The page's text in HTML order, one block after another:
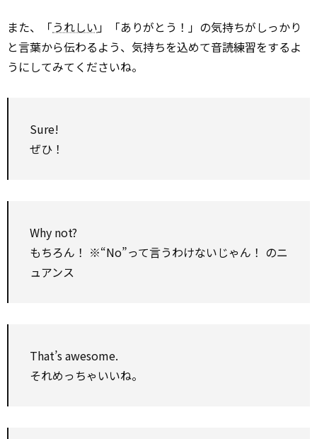
また、「うれしい」「ありがとう！」の気持ちがしっかり
と言葉から伝わるよう、気持ちを込めて音読練習をするよ
うにしてみてくださいね。
Sure!
ぜひ！
Why not?
もちろん！ ※“No”って言うわけないじゃん！ のニ
ュアンス
That’s awesome.
それめっちゃいいね。